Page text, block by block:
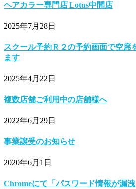
ヘアカラー専門店 Lotus中間店
2025年7月28日
スクール予約Ｒ２の予約画面で空席
ます
2025年4月22日
複数店舗ご利用中の店舗様へ
2022年6月29日
事業譲受のお知らせ
2020年6月1日
Chromeにて「パスワード情報が漏